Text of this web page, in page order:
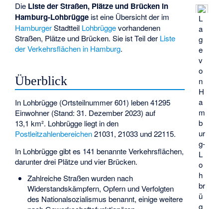
L
a
g
e
v
o
n
H
a
m
b
ur
g-
L
o
h
br
ü
g
Die Liste der Straßen, Plätze und Brücken in
Hamburg-Lohbrügge ist eine Übersicht der im
HamburgerStadtteil Lohbrüggevorhandenen
Straßen, Plätze und Brücken. Sie ist Teil der Liste
der Verkehrsflächen in Hamburg.
Überblick
In Lohbrügge (Ortsteilnummer 601) leben 41295
Einwohner (Stand: 31. Dezember 2023) auf
13,1 km². Lohbrügge liegt in den
Postleitzahlenbereichen21031, 21033 und 22115.
In Lohbrügge gibt es 141 benannte Verkehrsflächen,
darunter drei Plätze und vier Brücken.
Zahlreiche Straßen wurden nach
Widerstandskämpfern, Opfern und Verfolgten
des Nationalsozialismus benannt, einige weitere